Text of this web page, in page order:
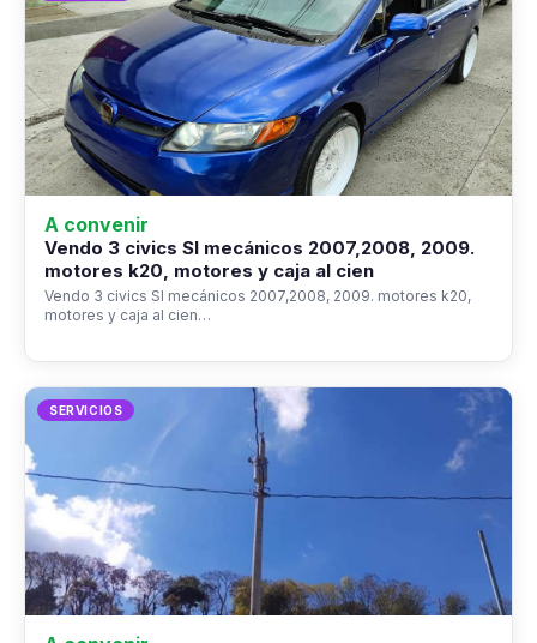
A convenir
Vendo 3 civics SI mecánicos 2007,2008, 2009.
motores k20, motores y caja al cien
Vendo 3 civics SI mecánicos 2007,2008, 2009. motores k20,
motores y caja al cien…
SERVICIOS